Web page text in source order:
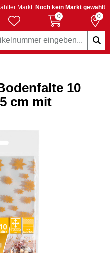
Markt: Noch kein Markt gewählt
0
0
10
cm mit